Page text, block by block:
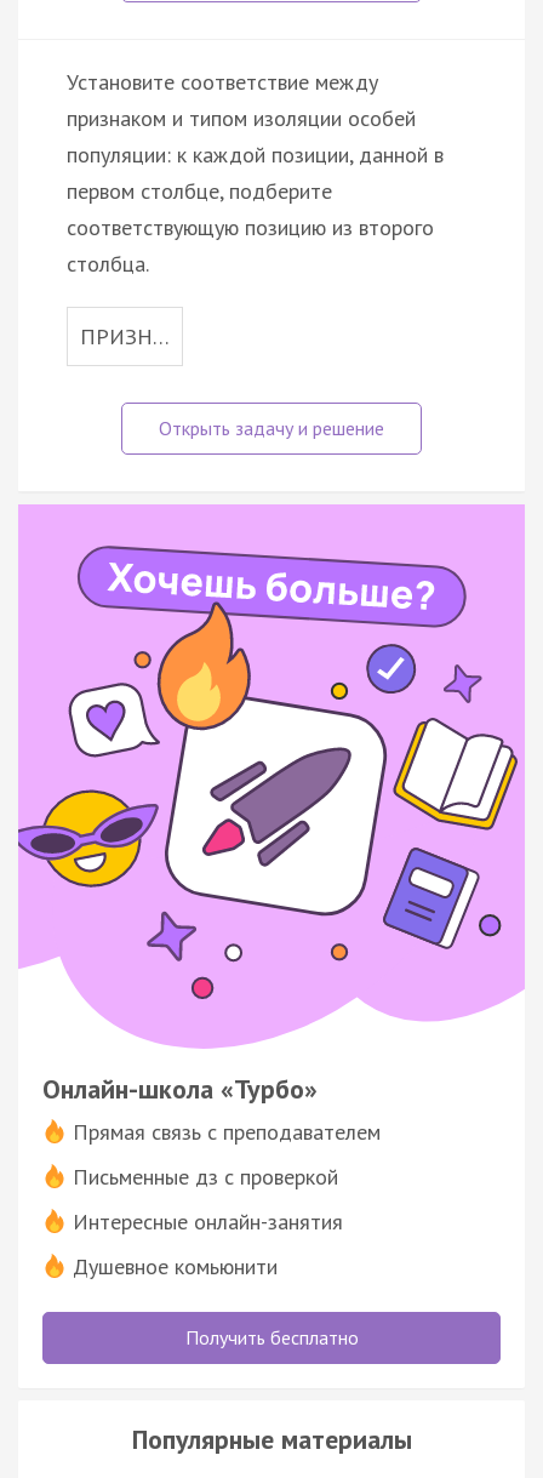
Установите соответствие между
признаком и типом изоляции особей
популяции: к каждой позиции, данной в
первом столбце, подберите
соответствующую позицию из второго
столбца.
ПРИЗН…
Онлайн-школа «Турбо»
Прямая связь с преподавателем
Письменные дз с проверкой
Интересные онлайн-занятия
Душевное комьюнити
Получить бесплатно
Популярные материалы